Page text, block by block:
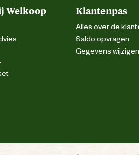
Welkoop Klantenpas
Alles over de
Saldo opvragen
Gegevens wijzigen